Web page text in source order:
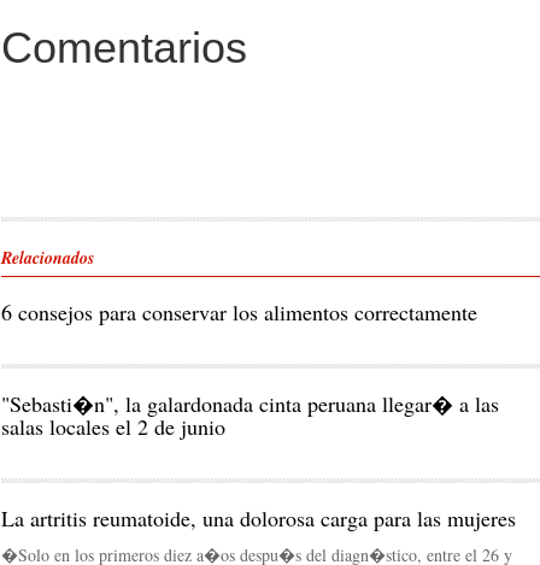
Comentarios
Relacionados
6 consejos para conservar los alimentos correctamente
"Sebasti�n", la galardonada cinta peruana llegar� a las
salas locales el 2 de junio
La artritis reumatoide, una dolorosa carga para las mujeres
�Solo en los primeros diez a�os despu�s del diagn�stico, entre el 26 y